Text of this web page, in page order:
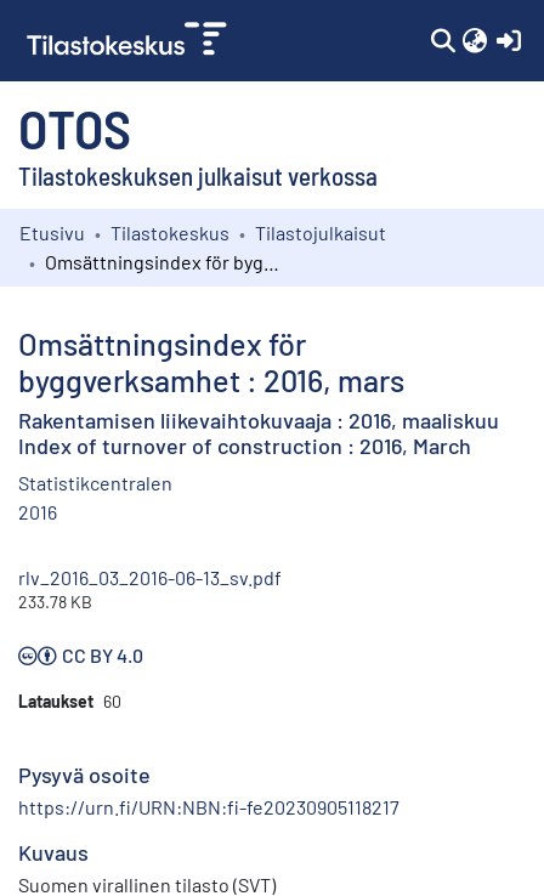
OTOS
Tilastokeskuksen julkaisut verkossa
Kokoelmat
Etusivu Tilastokeskus
Tilastojulkaisut
Omsättningsindex för
byggverksamhet : 2016, mars
Rakentamisen liikevaihtokuvaaja : 2016, maaliskuu
Index of turnover of construction : 2016, March
Statistikcentralen
2016
rlv_2016_03_2016-06-13_sv.pdf
233.78 KB
CC BY 4.0
Lataukset 60
Pysyvä osoite
https://urn.fi/URN:NBN:fi-fe20230905118217
Kuvaus
Suomen virallinen tilasto (SVT)